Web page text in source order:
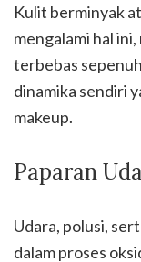
Kulit berminyak
mengalami hal
terbebas
dinamika sendiri
makeup.
Paparan
Udara, polusi,
dalam proses